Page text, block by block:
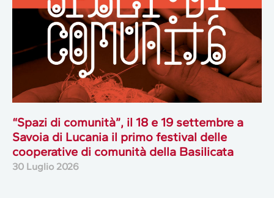
“Spazi di comunità”, il 18 e 19 settembre a
Savoia di Lucania il primo festival delle
cooperative di comunità della Basilicata
30 Luglio 2026